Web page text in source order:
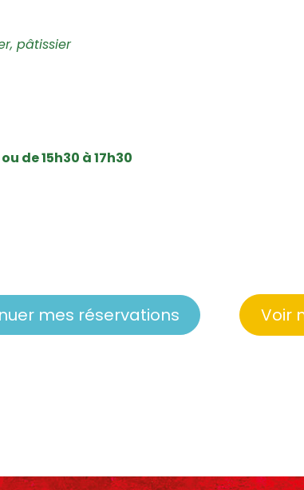
pâtissier
de 15h30 à 17h30
mes réservations Voir